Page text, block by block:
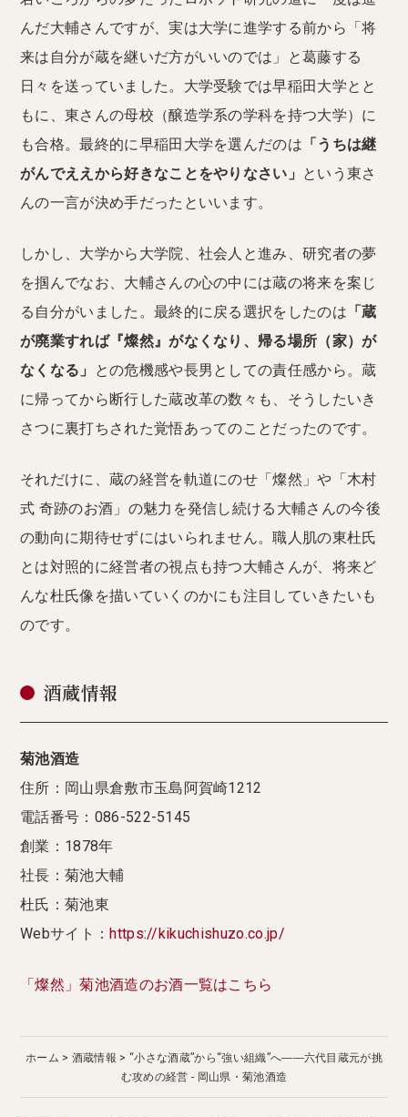
んだ大輔さんですが、実は大学に進学する前から「将
来は自分が蔵を継いだ方がいいのでは」と葛藤する
日々を送っていました。大学受験では早稲田大学とと
もに、東さんの母校（醸造学系の学科を持つ大学）に
も合格。最終的に早稲田大学を選んだのは 「うちは継
がんでええから好きなことをやりなさい」 という東さ
んの一言が決め手だったといいます。
しかし、大学から大学院、社会人と進み、研究者の夢
を掴んでなお、大輔さんの心の中には蔵の将来を案じ
る自分がいました。最終的に戻る選択をしたのは 「蔵
が廃業すれば『燦然』がなくなり、帰る場所（家）が
なくなる」
との危機感や長男としての責任感から。蔵
に帰ってから断行した蔵改革の数々も、そうしたいき
さつに裏打ちされた覚悟あってのことだったのです。
それだけに、蔵の経営を軌道にのせ「燦然」や「木村
式 奇跡のお酒」の魅力を発信し続ける大輔さんの今後
の動向に期待せずにはいられません。職人肌の東杜氏
とは対照的に経営者の視点も持つ大輔さんが、将来ど
んな杜氏像を描いていくのかにも注目していきたいも
のです。
酒蔵情報
菊池酒造
住所：岡山県倉敷市玉島阿賀崎1212
電話番号：086-522-5145
創業：1878年
社長：菊池大輔
杜氏：菊池東
Webサイト：https://kikuchishuzo.co.jp/
「燦然」菊池酒造のお酒一覧はこちら
ホーム 酒蔵情報
“小さな酒蔵”から“強い組織”へ――六代目蔵元が挑
む攻めの経営 - 岡山県・菊池酒造